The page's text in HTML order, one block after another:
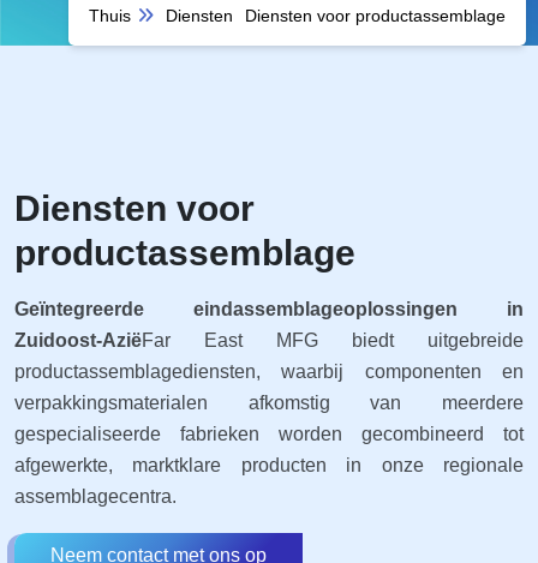
Thuis Diensten Diensten voor productassemblage
Diensten voor
productassemblage
Geïntegreerde eindassemblageoplossingen in
Zuidoost-AziëFar East MFG biedt uitgebreide
productassemblagediensten, waarbij componenten en
verpakkingsmaterialen afkomstig van meerdere
gespecialiseerde fabrieken worden gecombineerd tot
afgewerkte, marktklare producten in onze regionale
assemblagecentra.
Neem contact met ons op